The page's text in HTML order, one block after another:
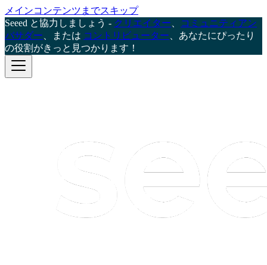
メインコンテンツまでスキップ
Seeed と協力しましょう - クリエイター
コミュニティアン
バサダー 、または コントリビューター 、あなたにぴったり
の役割がきっと見つかります！